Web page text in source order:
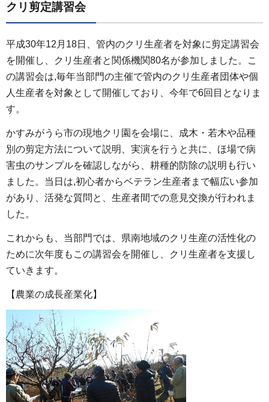
クリ剪定講習会
平成30年12月18日、管内のクリ生産者を対象に剪定講習会
を開催し、クリ生産者と関係機関80名が参加しました。こ
の講習会は,毎年当部門の主催で管内のクリ生産者団体や個
人生産者を対象として開催しており、今年で6回目となりま
す。
かすみがうら市の現地クリ園を会場に、成木・若木や品種
別の剪定方法について説明、実演を行うと共に、ほ場で病
害虫のサンプルを確認しながら、耕種的防除の説明も行い
ました。当日は,初心者からベテラン生産者まで幅広い参加
があり、活発な質問と、生産者間での意見交換が行われま
した。
これからも、当部門では、県南地域のクリ生産の活性化の
ために次年度もこの講習会を開催し、クリ生産者を支援し
ていきます。
【農業の成長産業化】